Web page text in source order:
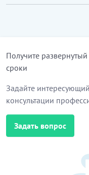
Получите
сроки
Задайте
консультации
Задать вопрос